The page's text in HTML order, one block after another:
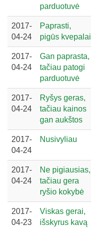
parduotuvė
2017-
04-24
Paprasti,
pigūs kvepalai
2017-
04-24
Gan paprasta,
tačiau patogi
parduotuvė
2017-
04-24
Ryšys geras,
tačiau kainos
gan aukštos
2017-
04-24
Nusivyliau
2017-
04-24
Ne pigiausias,
tačiau gera
ryšio kokybė
2017-
04-23
Viskas gerai,
išskyrus kavą